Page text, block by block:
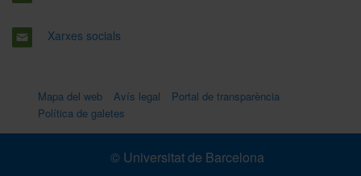
Xarxes socials
Mapa del web Avís legal
Portal de transparència
Política de galetes
© Universitat de Barcelona